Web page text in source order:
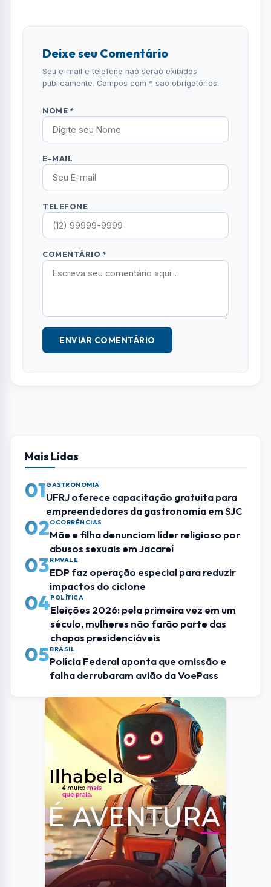
Deixe seu Comentário
Seu e-mail e telefone não serão exibidos
publicamente. Campos com * são obrigatórios.
NOME *
E-MAIL
TELEFONE
COMENTÁRIO *
ENVIAR COMENTÁRIO
Mais Lidas
01 GASTRONOMIA
UFRJ oferece capacitação gratuita para
empreendedores da gastronomia em SJC
02OCORRÊNCIAS
Mãe e filha denunciam líder religioso por
abusos sexuais em Jacareí
03RMVALE
EDP faz operação especial para reduzir
impactos do ciclone
04POLÍTICA
Eleições 2026: pela primeira vez em um
século, mulheres não farão parte das
chapas presidenciáveis
05BRASIL
Polícia Federal aponta que omissão e
falha derrubaram avião da VoePass